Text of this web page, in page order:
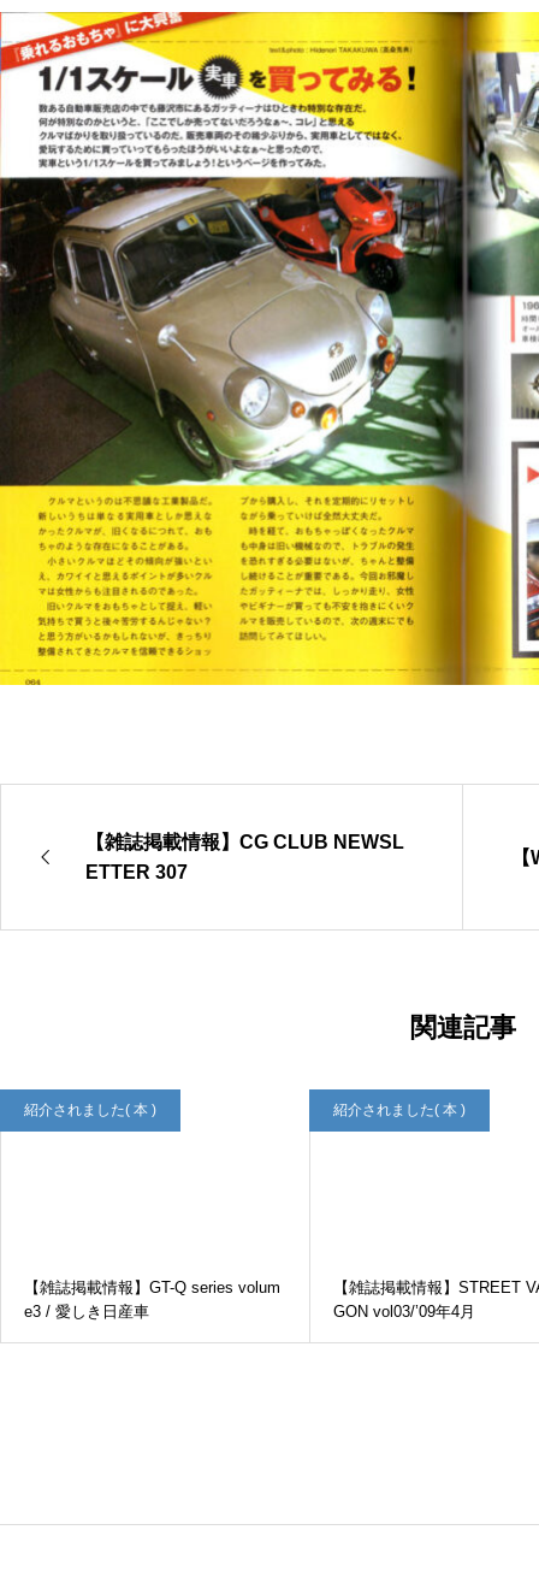
植木屋さんと台湾マンゴー
おいしいものと日々のこと
【雑誌掲載情報】『カーサ ブルータス』2026年6月号
紹介されました( 本 )
パンダリーノ2026参戦レポート
【雑誌掲載情報】CG CLUB NEWSL
ETTER 307
関連記事
紹介されました( 本 )
【雑誌掲載情報】GT-Q series volum
e3 / 愛しき日産車
紹介されました( 本 )
【雑誌掲載情報】STREET
GON vol03/’09年4月